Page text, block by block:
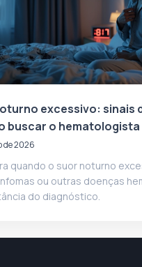
excessivo: sinais
buscar o hematologista
de 2026
quando o suor noturno
ou outras doenças
do diagnóstico.